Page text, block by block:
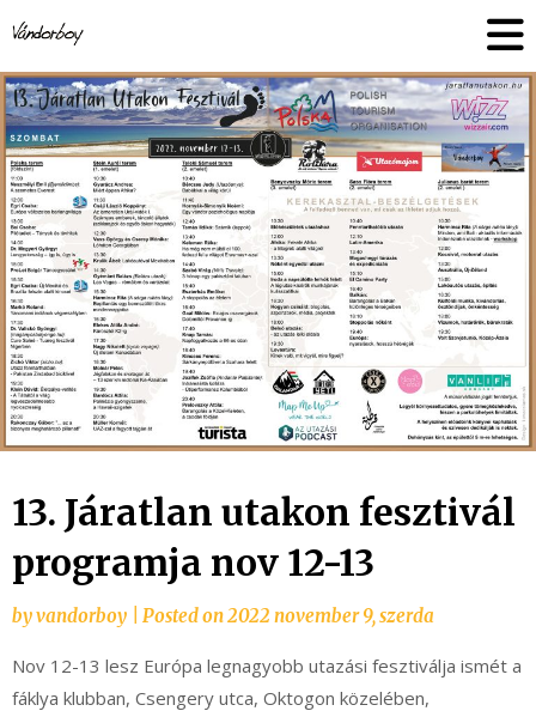
to
content
13. Járatlan utakon fesztivál
programja nov 12-13
byvandorboy Posted on2022 november 9, szerda
Nov 12-13 lesz Európa legnagyobb utazási fesztiválja ismét a
fáklya klubban, Csengery utca, Oktogon közelében,